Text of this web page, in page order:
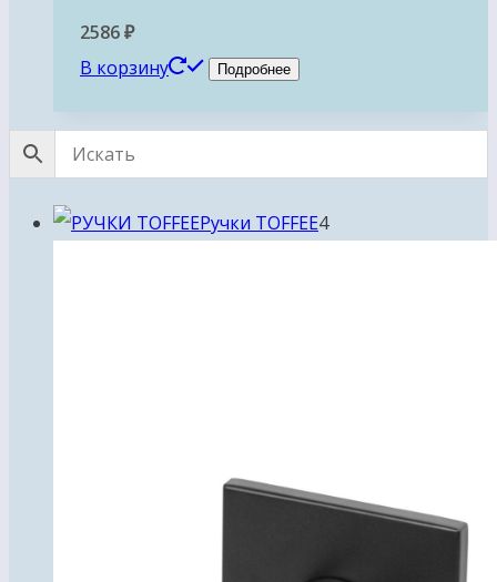
2586₽
В корзину
Подробнее
Ручки TOFFEE44